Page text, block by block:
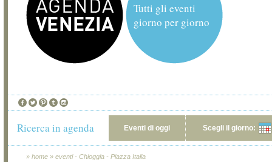
Tutti gli eventi
giorno per giorno
Ricerca in agenda Eventi di oggi Scegli il giorno:
» home » eventi - Chioggia - Piazza Italia